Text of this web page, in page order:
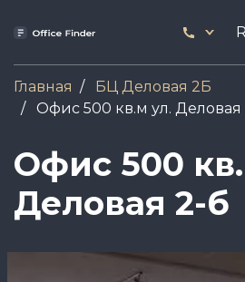
содержанию
444
17
Главная
БЦ Деловая 2Б
Офис 500 кв.м ул. Деловая
Офис 500
Деловая 2-б